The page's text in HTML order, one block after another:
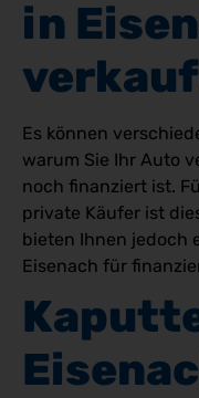
in
Es können
warum Sie Ihr Auto
noch finanziert ist.
private Käufer ist
bieten Ihnen jedoch
Eisenach für